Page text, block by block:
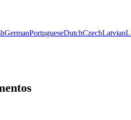
GermanPortugueseDutchCzechLatvian